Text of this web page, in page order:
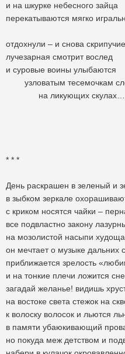
и на шкурке небесного зайца
перекатываются мягко
отдохнули – и снова
лучезарная смотрит вослед
и суровые воины улыбаются
узловатым тесемочкам
на ликующих скулах…
* * *
День раскрашен в зеленый и
в зыбком зеркале
с криком носятся чайки –
все подвластно закону
на мозолистой насыпи
он мечтает о музыке дальних
приближается зрелость
и на тонкие плечи ложится
загадай желанье! видишь
на востоке света стежок на
к волоску волосок и льются
в памяти убаюкивающий
но покуда меж детством и